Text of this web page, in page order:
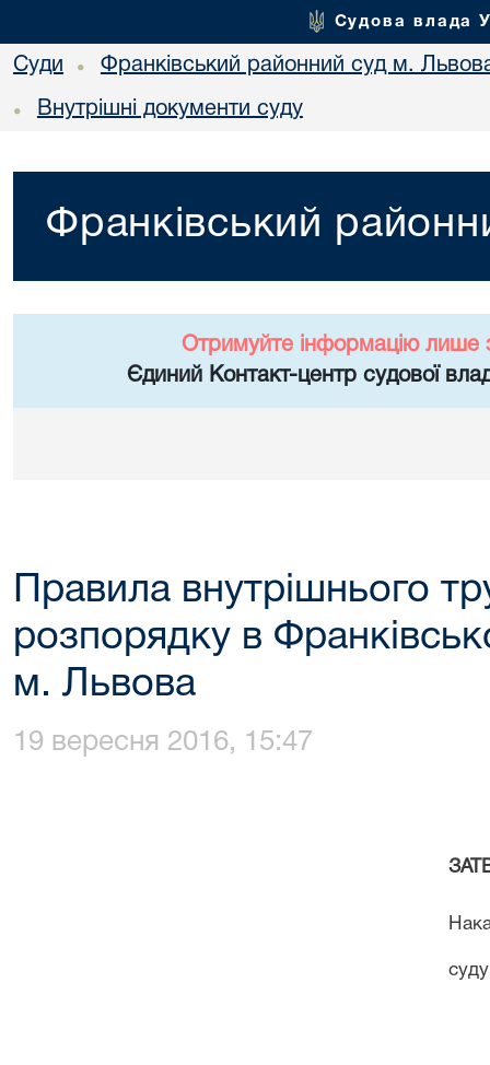
Судова влада
Суди • Франківський районний суд м.
• Внутрішні документи суду
Франківський
Отримуйте інформацію лише
Єдиний Контакт-центр судової
Правила внутрішнього
розпорядку в
м. Львова
19 вересня 2016, 15:47
суду